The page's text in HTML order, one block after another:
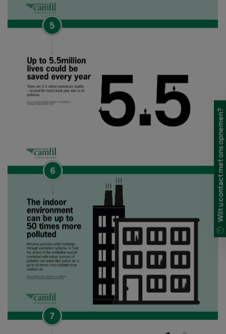
Wilt u contact met ons opnemen?